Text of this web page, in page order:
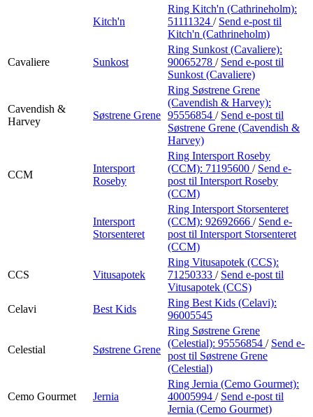
Kitch'n
Ring Kitch'n (Cathrineholm):
51111324 / Send e-post til
Kitch'n (Cathrineholm)
Cavaliere Sunkost
Ring Sunkost (Cavaliere):
90065278 / Send e-post til
Sunkost (Cavaliere)
Cavendish &
Harvey
Søstrene Grene
Ring Søstrene Grene
(Cavendish & Harvey):
95556854 / Send e-post til
Søstrene Grene (Cavendish &
Harvey)
CCM
Intersport
Roseby
Ring Intersport Roseby
(CCM): 71195600 / Send e-
post til Intersport Roseby
(CCM)
Intersport
Storsenteret
Ring Intersport Storsenteret
(CCM): 92692666 / Send e-
post til Intersport Storsenteret
(CCM)
CCS Vitusapotek
Ring Vitusapotek (CCS):
71250333 / Send e-post til
Vitusapotek (CCS)
Celavi
Best Kids
Ring Best Kids (Celavi):
96005545
Celestial Søstrene Grene
Ring Søstrene Grene
(Celestial): 95556854 / Send e-
post til Søstrene Grene
(Celestial)
Cemo Gourmet Jernia
Ring Jernia (Cemo Gourmet):
40005994 / Send e-post til
Jernia (Cemo Gourmet)